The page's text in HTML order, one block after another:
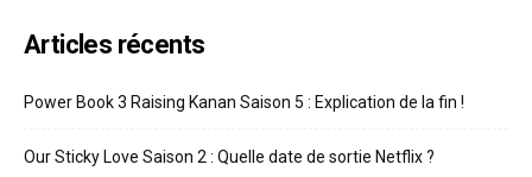
Articles récents
Power Book 3 Raising Kanan Saison 5 : Explication de la fin !
Our Sticky Love Saison 2 : Quelle date de sortie Netflix ?